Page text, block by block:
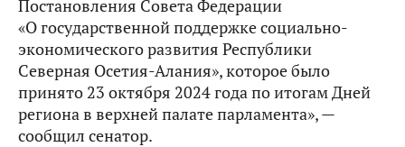
Постановления Совета Федерации
«О государственной поддержке социально-
экономического развития Республики
Северная Осетия-Алания», которое было
принято 23 октября 2024 года по итогам Дней
региона в верхней палате парламента», —
сообщил сенатор.